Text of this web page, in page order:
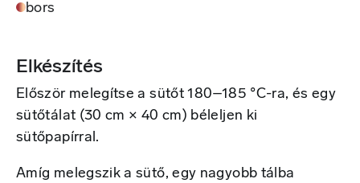
bors
Elkészítés
Először melegítse a sütőt 180–185 °C-ra, és egy
sütőtálat (30 cm × 40 cm) béleljen ki
sütőpapírral.
Amíg melegszik a sütő, egy nagyobb tálba